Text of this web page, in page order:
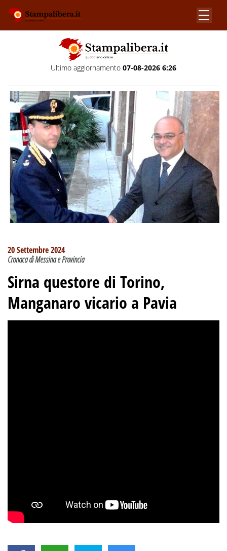
Ultimo aggiornamento 07-08-2026 6:26
20 Settembre 2024
Cronaca di Messina e Provincia
Sirna questore di Torino,
Manganaro vicario a Pavia